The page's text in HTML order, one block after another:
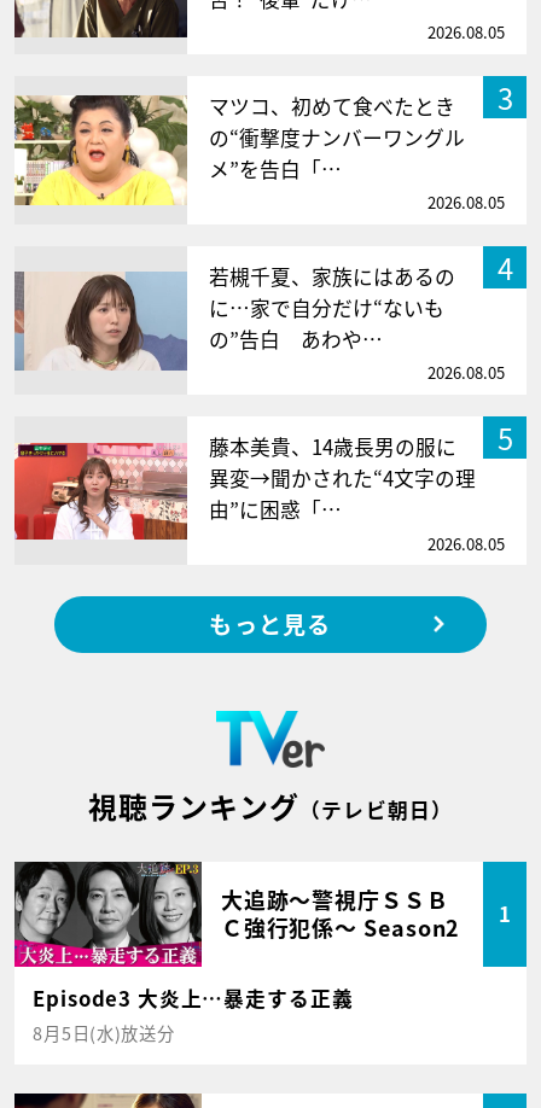
2026.08.05
3
マツコ、初めて食べたとき
の“衝撃度ナンバーワングル
メ”を告白「…
2026.08.05
4
若槻千夏、家族にはあるの
に…家で自分だけ“ないも
の”告白 あわや…
2026.08.05
5
藤本美貴、14歳長男の服に
異変→聞かされた“4文字の理
由”に困惑「…
2026.08.05
もっと見る
視聴ランキング （テレビ朝日）
大追跡～警視庁ＳＳＢ
Ｃ強行犯係～ Season2
1
Episode3 大炎上…暴走する正義
8月5日(水)放送分